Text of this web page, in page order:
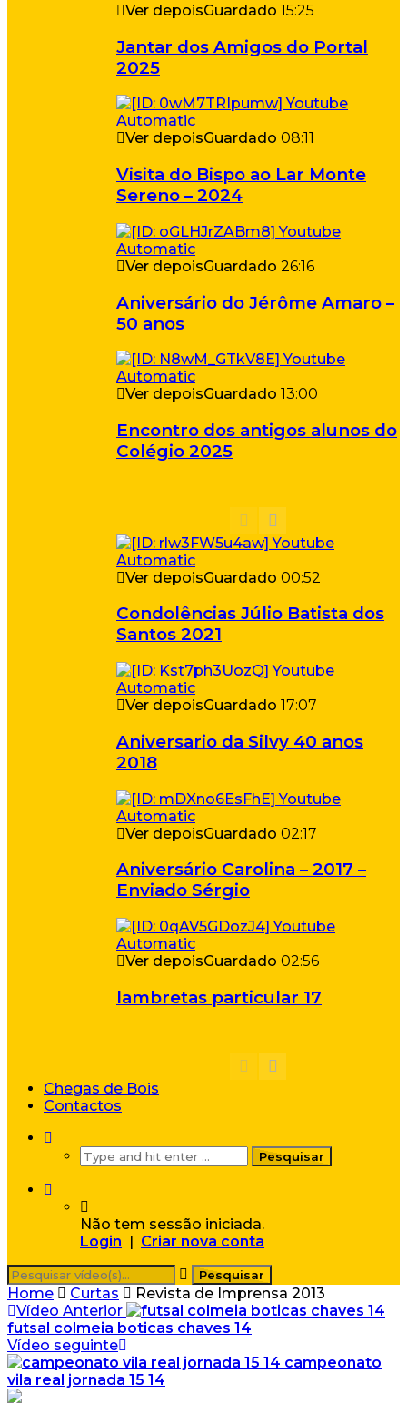
Ver depoisGuardado 15:25
Jantar dos Amigos do Portal
2025
Ver depoisGuardado 08:11
Visita do Bispo ao Lar Monte
Sereno – 2024
Ver depoisGuardado 26:16
Aniversário do Jérôme Amaro –
50 anos
Ver depoisGuardado 13:00
Encontro dos antigos alunos do
Colégio 2025
Ver depoisGuardado 00:52
Condolências Júlio Batista dos
Santos 2021
Ver depoisGuardado 17:07
Aniversario da Silvy 40 anos
2018
Ver depoisGuardado 02:17
Aniversário Carolina – 2017 –
Enviado Sérgio
Ver depoisGuardado 02:56
lambretas particular 17
Chegas de Bois
Contactos
Não tem sessão iniciada.
Login
Criar nova conta
Home Curtas
Revista de Imprensa 2013
Vídeo Anterior
futsal colmeia boticas chaves 14
Vídeo seguinte
campeonato
vila real jornada 15 14